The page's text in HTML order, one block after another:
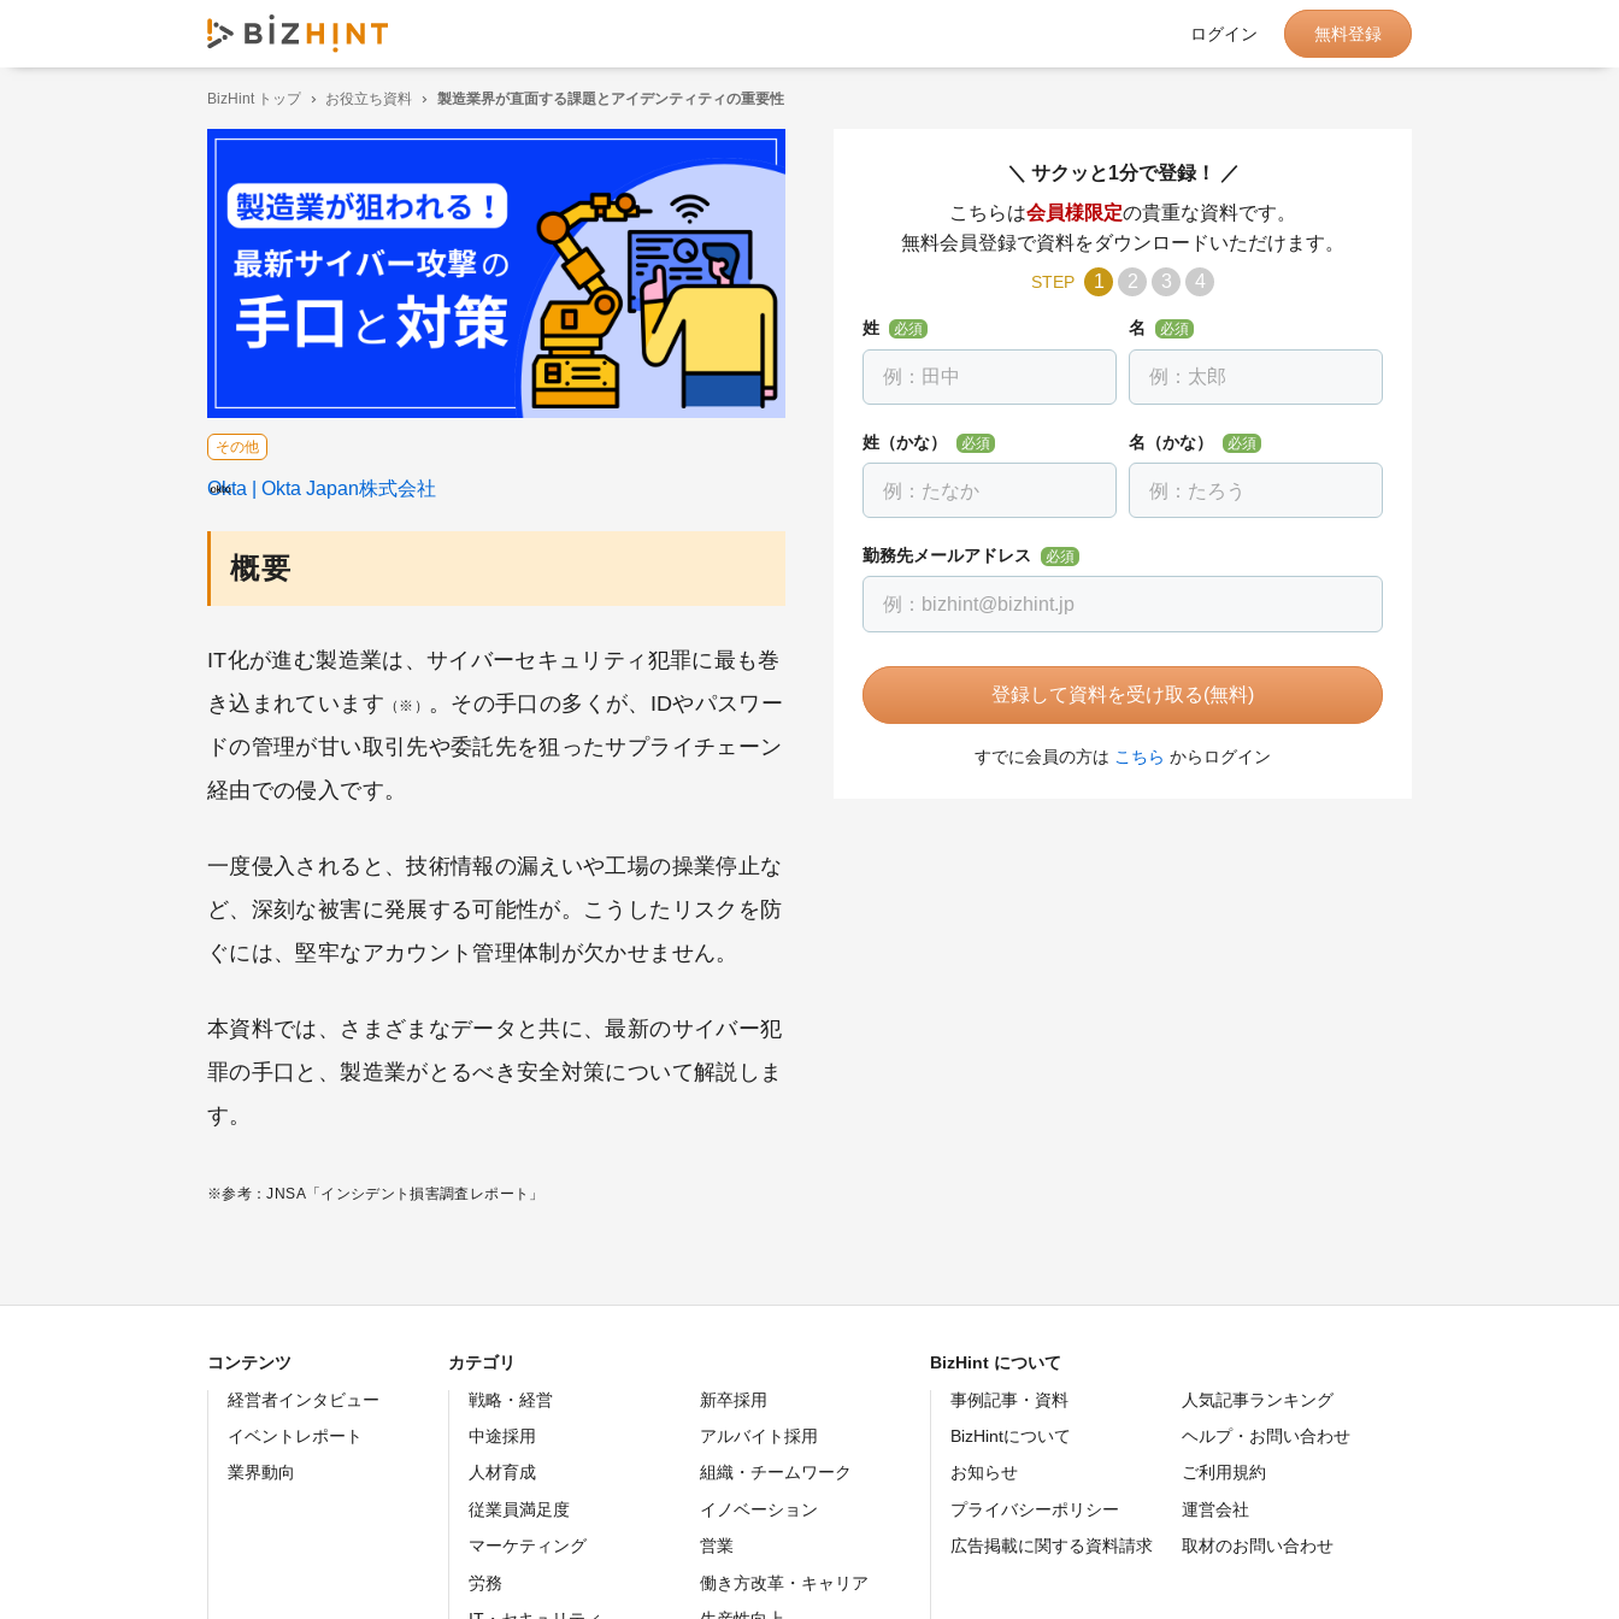
ログイン 無料登録
BizHint トップ お役立ち資料 製造業界が直面する課題とアイデンティティの重要性
概要
IT化が進む製造業は、サイバーセキュリティ犯罪に最も巻
き込まれています （※）
。その手口の多くが、IDやパスワー
ドの管理が甘い取引先や委託先を狙ったサプライチェーン
経由での侵入です。
一度侵入されると、技術情報の漏えいや工場の操業停止な
ど、深刻な被害に発展する可能性が。こうしたリスクを防
ぐには、堅牢なアカウント管理体制が欠かせません。
本資料では、さまざまなデータと共に、最新のサイバー犯
罪の手口と、製造業がとるべき安全対策について解説しま
す。
※参考：JNSA「インシデント損害調査レポート」
その他
Okta Okta Japan株式会社
サクッと1分で登録！
こちらは会員様限定の貴重な資料です。
無料会員登録で資料をダウンロードいただけます。
STEP 1 2 3 4
姓 必須 名 必須
姓（かな） 必須 名（かな） 必須
勤務先メールアドレス 必須
登録して資料を受け取る(無料)
すでに会員の方は こちら からログイン
コンテンツ
経営者インタビュー
イベントレポート
業界動向
カテゴリ
戦略・経営
新卒採用
中途採用
アルバイト採用
人材育成
組織・チームワーク
従業員満足度
イノベーション
マーケティング
営業
労務
働き方改革・キャリア
BizHint について
事例記事・資料
人気記事ランキング
BizHintについて
ヘルプ・お問い合わせ
お知らせ
ご利用規約
プライバシーポリシー
運営会社
広告掲載に関する資料請求
取材のお問い合わせ